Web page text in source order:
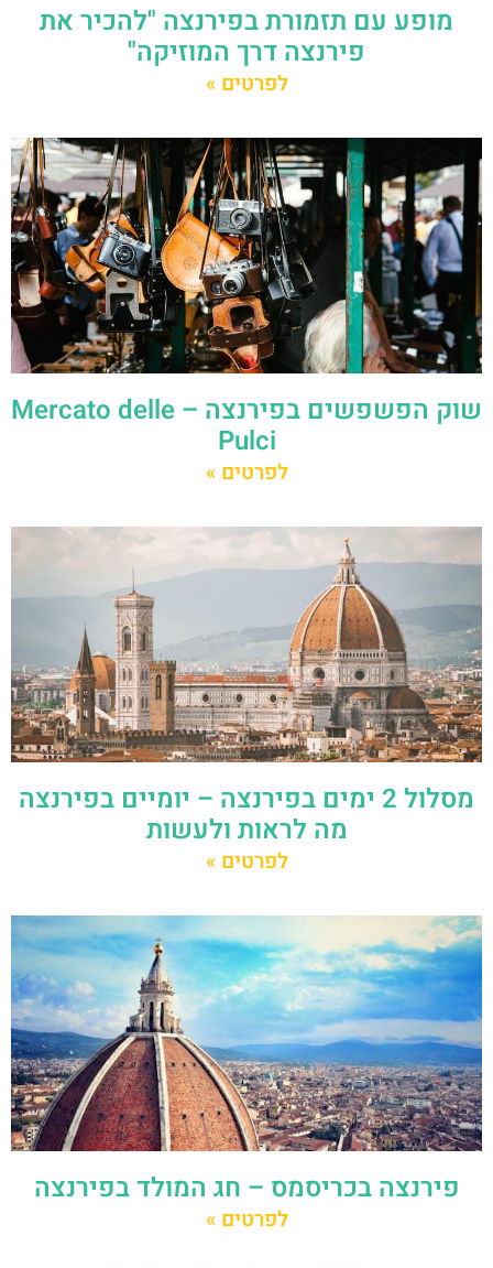
מופע עם תזמורת בפירנצה "להכיר את
פירנצה דרך המוזיקה"
לפרטים »
שוק הפשפשים בפירנצה – Mercato delle
Pulci
לפרטים »
מסלול 2 ימים בפירנצה – יומיים בפירנצה
מה לראות ולעשות
לפרטים »
פירנצה בכריסמס – חג המולד בפירנצה
לפרטים »